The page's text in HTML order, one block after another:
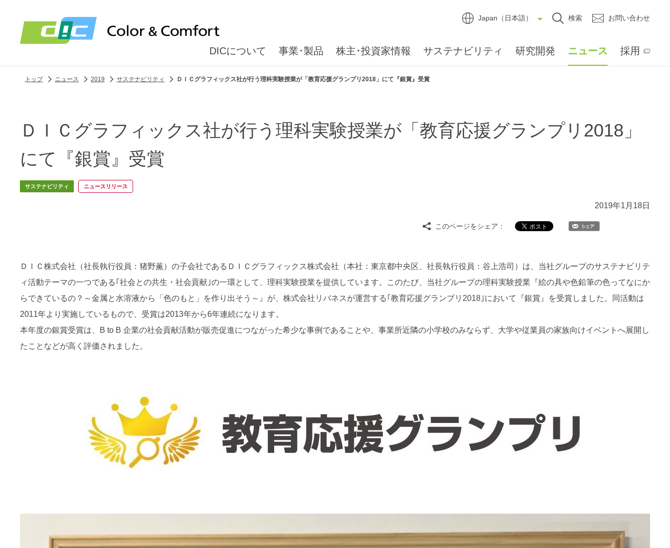
Japan（日本語） 検索 お問い合わせ
DICについて 事業･製品 株主･投資家情報 サステナビリティ 研究開発 ニュース 採用
トップ ニュース 2019 サステナビリティ ＤＩＣグラフィックス社が行う理科実験授業が「教育応援グランプリ2018」にて『銀賞』受賞
ＤＩＣグラフィックス社が行う理科実験授業が「教育応援グランプリ2018」
にて『銀賞』受賞
サステナビリティ ニュースリリース
2019年1月18日
このページをシェア：
ＤＩＣ株式会社（社長執行役員：猪野薫）の子会社であるＤＩＣグラフィックス株式会社（本社：東京都中央区、社長執行役員：谷上浩司）は、当社グループのサステナビリテ
ィ活動テーマの一つである｢社会との共生・社会貢献｣の一環として、理科実験授業を提供しています。このたび、当社グループの理科実験授業『絵の具や色鉛筆の色ってなにか
らできているの？～金属と水溶液から「色のもと」を作り出そう～』が、株式会社リバネスが運営する｢教育応援グランプリ2018｣において『銀賞』を受賞しました。同活動は
2011年より実施しているもので、受賞は2013年から6年連続になります。
本年度の銀賞受賞は、B to B 企業の社会貢献活動が販売促進につながった希少な事例であることや、事業所近隣の小学校のみならず、大学や従業員の家族向けイベントへ展開し
たことなどが高く評価されました。